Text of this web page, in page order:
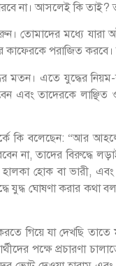
না। আসলেই কি
তোমাদের মধ্যে
পরাজিত করবে।
এতে যুদ্ধের নিয়ম-
এবং তাদেরকে
কি বলেছেন: “আর
না, তাদের
হোক বা ভারী,
ঘোষণা করার কথা
গিয়ে যা দেখছি
পক্ষে প্রচারণা